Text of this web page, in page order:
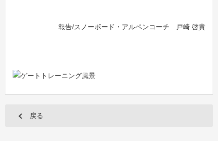
報告/スノーボード・アルペンコーチ 戸崎 啓貴
戻る